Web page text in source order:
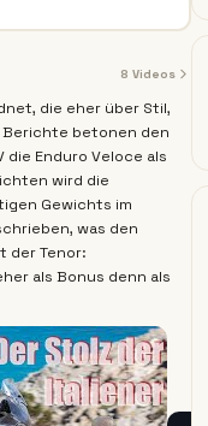
8 Videos
die eher über Stil,
betonen den
die Enduro Veloce als
wird die
Gewichts im
was den
der Tenor:
als Bonus denn als